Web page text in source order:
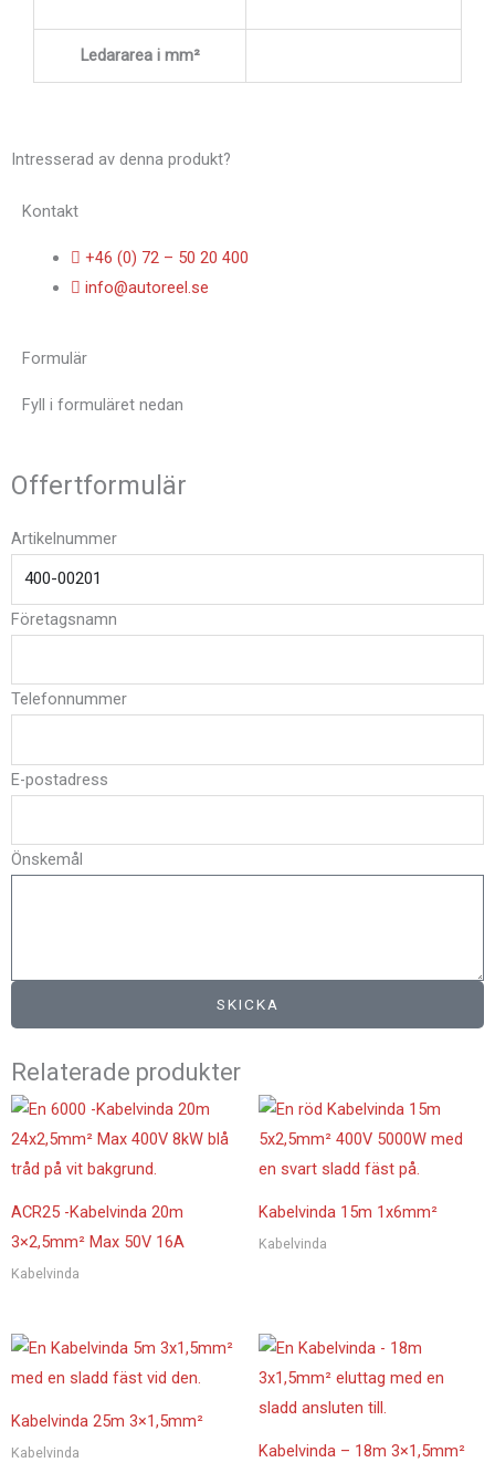
Ledararea i mm²
Intresserad av denna produkt?
Kontakt
+46 (0) 72 – 50 20 400
info@autoreel.se
Formulär
Fyll i formuläret nedan
Offertformulär
Artikelnummer
Företagsnamn
Telefonnummer
E-postadress
Önskemål
SKICKA
Relaterade produkter
ACR25 -Kabelvinda 20m
3×2,5mm² Max 50V 16A
Kabelvinda
Kabelvinda 15m 1x6mm²
Kabelvinda
Kabelvinda 25m 3×1,5mm²
Kabelvinda Kabelvinda – 18m 3×1,5mm²